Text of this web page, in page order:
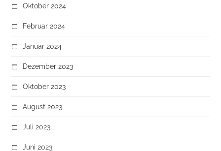
Oktober 2024
Februar 2024
Januar 2024
Dezember 2023
Oktober 2023
August 2023
Juli 2023
Juni 2023